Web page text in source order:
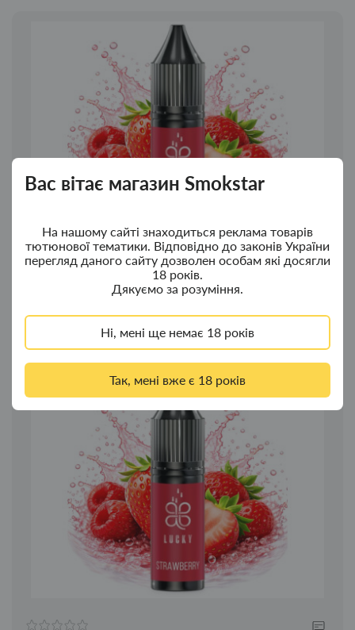
Вас вітає магазин Smokstar
На нашому сайті знаходиться реклама товарів
тютюнової тематики. Відповідно до законів України
перегляд даного сайту дозволен особам які досягли
18 років.
Дякуємо за розуміння.
Ні, мені ще немає 18 років
Так, мені вже є 18 років
Набір для самозамісу Lucky Strawberry 15 ml 50 mg